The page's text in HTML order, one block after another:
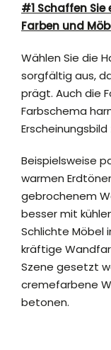
#1 Schaffen
Farben und
Wählen Sie die
sorgfältig aus,
prägt. Auch die
Farbschema
Beispielsweise
warmen
gebrochenem
besser mit
Schlichte Möbel
kräftige
Szene gesetzt
cremefarbene
betonen.